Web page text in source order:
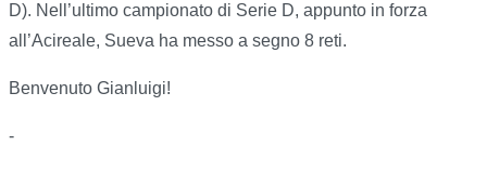
D). Nell’ultimo campionato di Serie D, appunto in forza
all’Acireale, Sueva ha messo a segno 8 reti.
Benvenuto Gianluigi!
-